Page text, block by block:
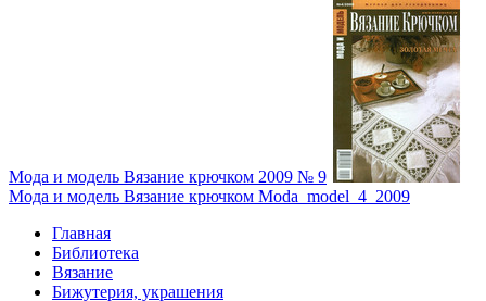
Мода и модель Вязание крючком 2009 № 9
Мода и модель Вязание крючком Moda_model_4_2009
Главная
Библиотека
Вязание
Бижутерия, украшения